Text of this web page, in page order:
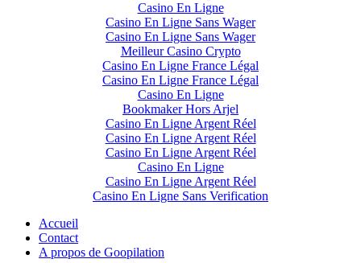
Casino En Ligne
Casino En Ligne Sans Wager
Casino En Ligne Sans Wager
Meilleur Casino Crypto
Casino En Ligne France Légal
Casino En Ligne France Légal
Casino En Ligne
Bookmaker Hors Arjel
Casino En Ligne Argent Réel
Casino En Ligne Argent Réel
Casino En Ligne Argent Réel
Casino En Ligne
Casino En Ligne Argent Réel
Casino En Ligne Sans Verification
Accueil
Contact
A propos de Goopilation